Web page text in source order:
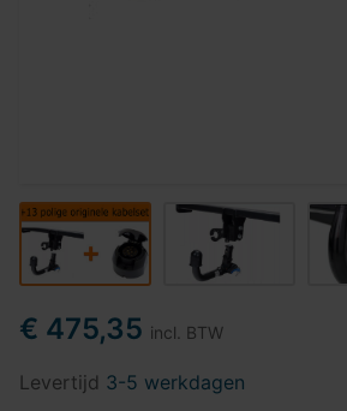
€ 475,35 incl. BTW
Levertijd 3-5 werkdagen